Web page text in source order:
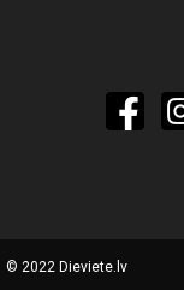
© 2022 Dieviete.lv